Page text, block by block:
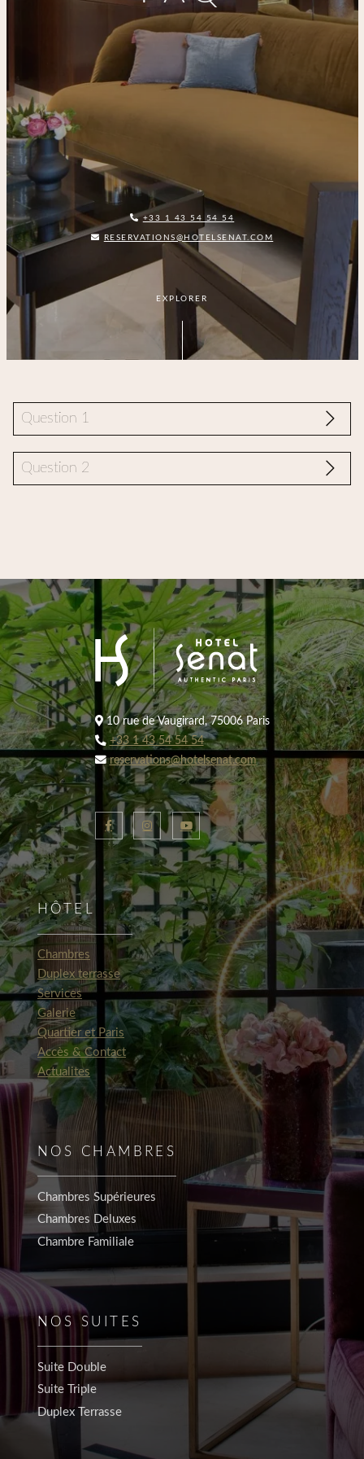
EXPLORER
+33 1 43 54 54 54
RESERVATIONS@HOTELSENAT.COM
Question 1
Reponse 1
Question 2
10 rue de Vaugirard, 75006 Paris
+33 1 43 54 54 54
reservations@hotelsenat.com
HÔTEL
Chambres
Duplex terrasse
Services
Galerie
Quartier et Paris
Accès & Contact
Actualites
NOS CHAMBRES
Chambres Supérieures
Chambres Deluxes
Chambre Familiale
NOS SUITES
Suite Double
Suite Triple
Duplex Terrasse